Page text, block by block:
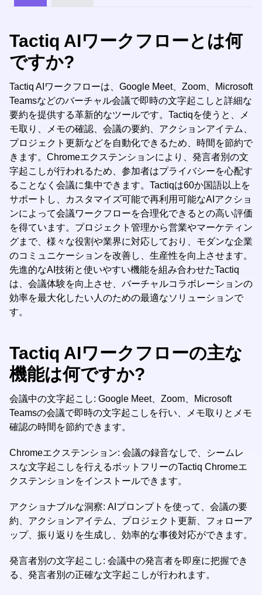
Tactiq AIワークフローとは何
ですか?
Tactiq AIワークフローは、Google Meet、Zoom、Microsoft
Teamsなどのバーチャル会議で即時の文字起こしと詳細な
要約を提供する革新的なツールです。Tactiqを使うと、メ
モ取り、メモの確認、会議の要約、アクションアイテム、
プロジェクト更新などを自動化できるため、時間を節約で
きます。Chromeエクステンションにより、発言者別の文
字起こしが行われるため、参加者はプライバシーを心配す
ることなく会議に集中できます。Tactiqは60か国語以上を
サポートし、カスタマイズ可能で再利用可能なAIアクショ
ンによって会議ワークフローを合理化できるとの高い評価
を得ています。プロジェクト管理から営業やマーケティン
グまで、様々な役割や業界に対応しており、モダンな企業
のコミュニケーションを改善し、生産性を向上させます。
先進的なAI技術と使いやすい機能を組み合わせたTactiq
は、会議体験を向上させ、バーチャルコラボレーションの
効率を最大化したい人のための最適なソリューションで
す。
Tactiq AIワークフローの主な
機能は何ですか?
会議中の文字起こし: Google Meet、Zoom、Microsoft
Teamsの会議で即時の文字起こしを行い、メモ取りとメモ
確認の時間を節約できます。
Chromeエクステンション: 会議の録音なしで、シームレ
スな文字起こしを行えるボットフリーのTactiq Chromeエ
クステンションをインストールできます。
アクショナブルな洞察: AIプロンプトを使って、会議の要
約、アクションアイテム、プロジェクト更新、フォローア
ップ、振り返りを生成し、効率的な事後対応ができます。
発言者別の文字起こし: 会議中の発言者を即座に把握でき
る、発言者別の正確な文字起こしが行われます。